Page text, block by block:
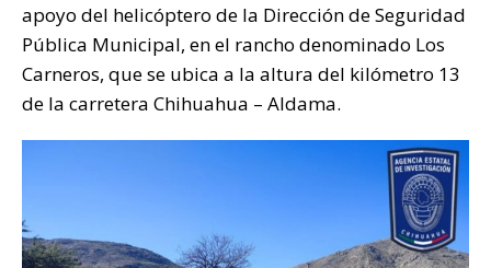
apoyo del helicóptero de la Dirección de Seguridad
Pública Municipal, en el rancho denominado Los
Carneros, que se ubica a la altura del kilómetro 13
de la carretera Chihuahua – Aldama.